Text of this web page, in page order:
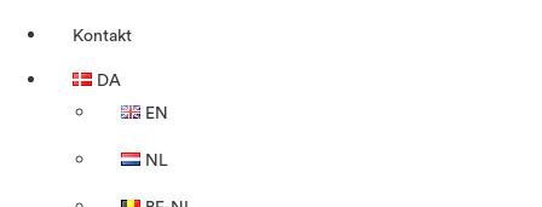
Kontakt
DA
EN
NL